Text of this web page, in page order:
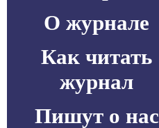
О журнале
Как читать
журнал
Пишут о нас